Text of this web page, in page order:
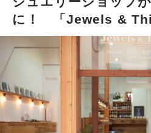
に！ 「Jewels &